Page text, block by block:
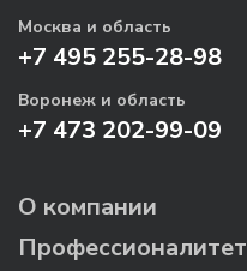
Москва и область
+7 495 255-28-98
Воронеж и область
+7 473 202-99-09
О компании
Профессионалитет